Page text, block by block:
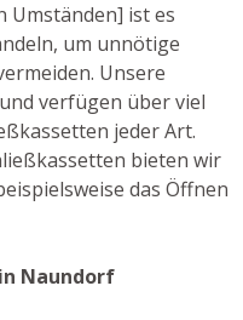
Umständen] ist es
um unnötige
Unsere
verfügen über viel
jeder Art.
bieten wir
das Öffnen
Naundorf